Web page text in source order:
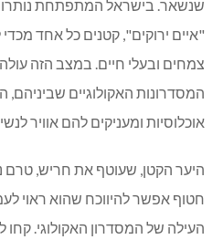
שנשאר. בישראל המתפתחת נותרו
"איים ירוקים", קטנים כל אחד מכדי
צמחים ובעלי חיים. במצב הזה
המסדרונות האקולוגיים
אוכלוסיות ומעניקים להם אוויר
היער הקטן, שעוטף את חריש, טרם
חטוף אפשר להיווכח שהוא ראוי
העילה של המסדרון האקולוגי.